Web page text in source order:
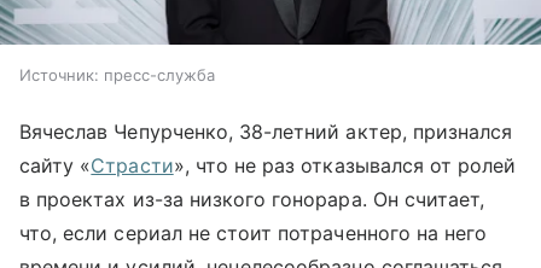
Источник: пресс-служба
Вячеслав Чепурченко, 38-летний актер, признался
сайту «Страсти», что не раз отказывался от ролей
в проектах из-за низкого гонорара. Он считает,
что, если сериал не стоит потраченного на него